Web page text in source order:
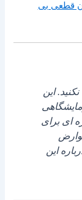
قطعی بی
این
ای برای
این